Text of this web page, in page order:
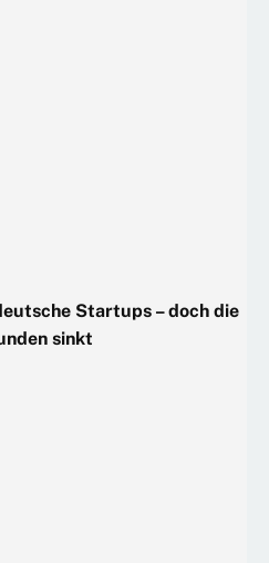
Startups – doch die
sinkt